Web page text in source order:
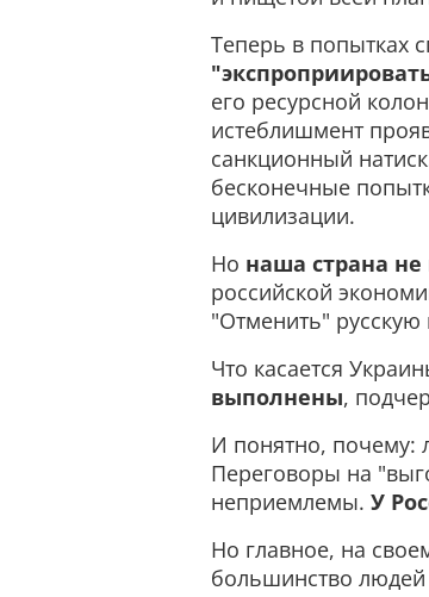
Теперь в попытках
его ресурсной
истеблишмент
санкционный
бесконечные
цивилизации.
Но наша страна
российской
"Отменить" русскую
Что касается
выполнены,
И понятно, почему:
Переговоры на
неприемлемы. У
Но главное, на
большинство